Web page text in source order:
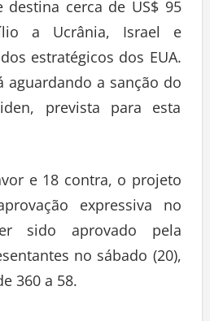
cerca de US$ 95
a Ucrânia, Israel e
estratégicos dos EUA.
aguardando a sanção do
prevista para esta
e 18 contra, o projeto
expressiva no
sido aprovado pela
no sábado (20),
360 a 58.